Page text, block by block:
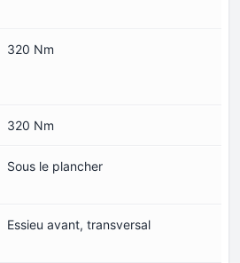
320 Nm
320 Nm
Sous le plancher
Essieu avant, transversal